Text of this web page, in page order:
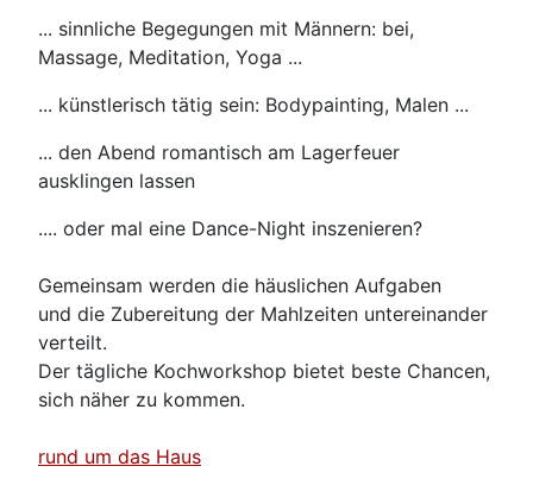
... sinnliche Begegungen mit Männern: bei,
Massage, Meditation, Yoga ...
... künstlerisch tätig sein: Bodypainting, Malen ...
... den Abend romantisch am Lagerfeuer
ausklingen lassen
.... oder mal eine Dance-Night inszenieren?
Gemeinsam werden die häuslichen Aufgaben
und die Zubereitung der Mahlzeiten untereinander
verteilt.
Der tägliche Kochworkshop bietet beste Chancen,
sich näher zu kommen.
rund um das Haus